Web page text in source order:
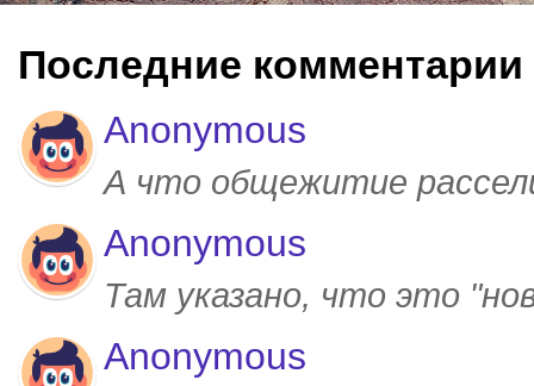
Последние комментарии
Anonymous
А что общежитие
Anonymous
Там указано, что это
Anonymous